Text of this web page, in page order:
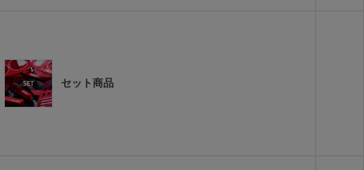
セット商品